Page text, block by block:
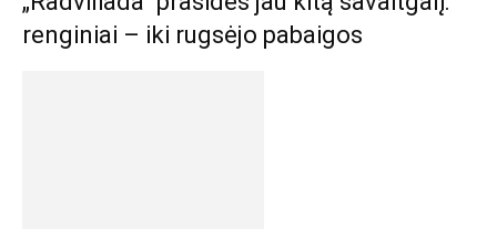
renginiai – iki rugsėjo pabaigos